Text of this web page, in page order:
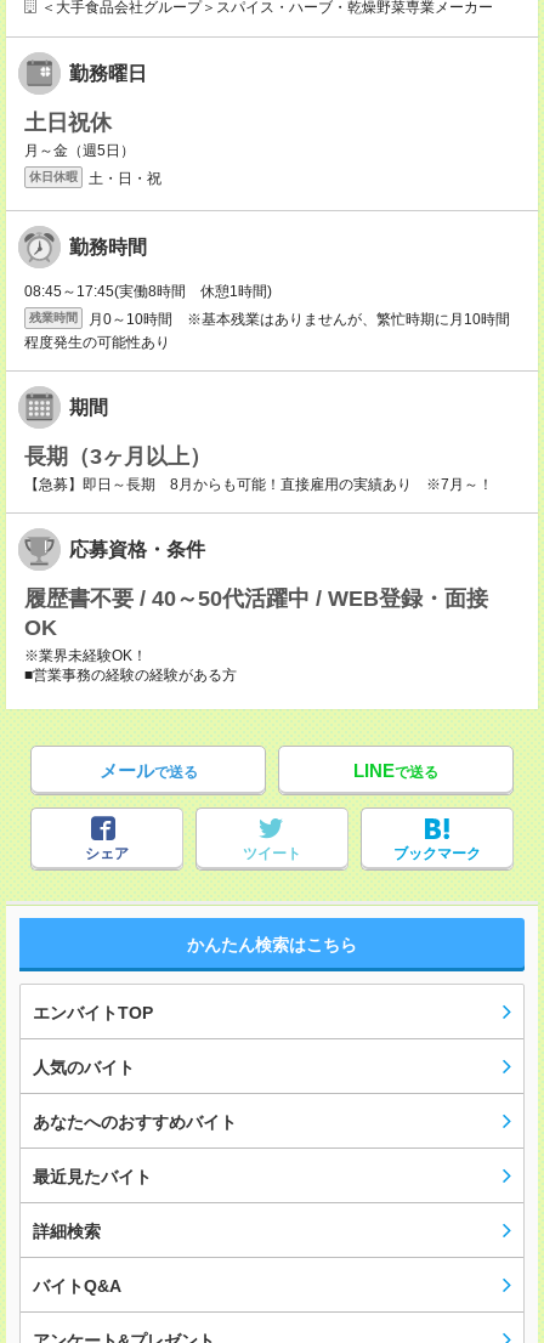
＜大手食品会社グループ＞スパイス・ハーブ・乾燥野菜専業メーカー
勤務曜日
土日祝休
月～金（週5日）
休日休暇 土・日・祝
勤務時間
08:45～17:45(実働8時間 休憩1時間)
残業時間
月0～10時間 ※基本残業はありませんが、繁忙時期に月10時間
程度発生の可能性あり
期間
長期（3ヶ月以上）
【急募】即日～長期 8月からも可能！直接雇用の実績あり ※7月～！
応募資格・条件
履歴書不要 / 40～50代活躍中 / WEB登録・面接
OK
※業界未経験OK！
■営業事務の経験の経験がある方
メールで送る LINEで送る
シェア ツイート ブックマーク
かんたん検索はこちら
エンバイトTOP
人気のバイト
あなたへのおすすめバイト
最近見たバイト
詳細検索
バイトQ&A